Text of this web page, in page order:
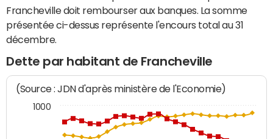
Francheville doit rembourser aux banques. La somme
présentée ci-dessus représente l'encours total au 31
décembre.
Dette par habitant de Francheville
(Source : JDN d'après ministère de l'Economie)
1000